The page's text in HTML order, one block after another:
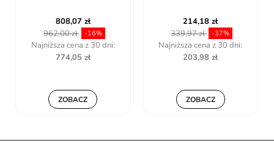
214,18 zł
339,97 zł
-37%
Najniższa cena z 30 dni:
203,98 zł
ZOBACZ
999,00 zł
ZOBACZ